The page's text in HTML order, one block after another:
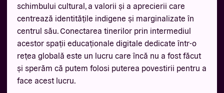
schimbului cultural, a valorii și a aprecierii care
centrează identitățile indigene și marginalizate în
centrul său. Conectarea tinerilor prin intermediul
acestor spații educaționale digitale dedicate într-o
rețea globală este un lucru care încă nu a fost făcut
și sperăm că putem folosi puterea povestirii pentru a
face acest lucru.